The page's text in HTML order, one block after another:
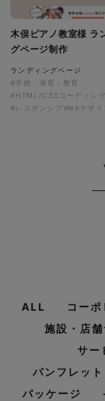
木俣ピアノ教室様 ラ
グページ制作
ランディングページ
#学校・保育・教育
#HTML/CSSコーディング
#レスポンシブWebデザイ
ALL コー
施設・店舗
サー
パンフレッ
パッケージ